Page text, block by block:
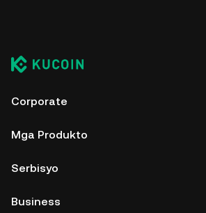
Corporate
Mga Produkto
Serbisyo
Business